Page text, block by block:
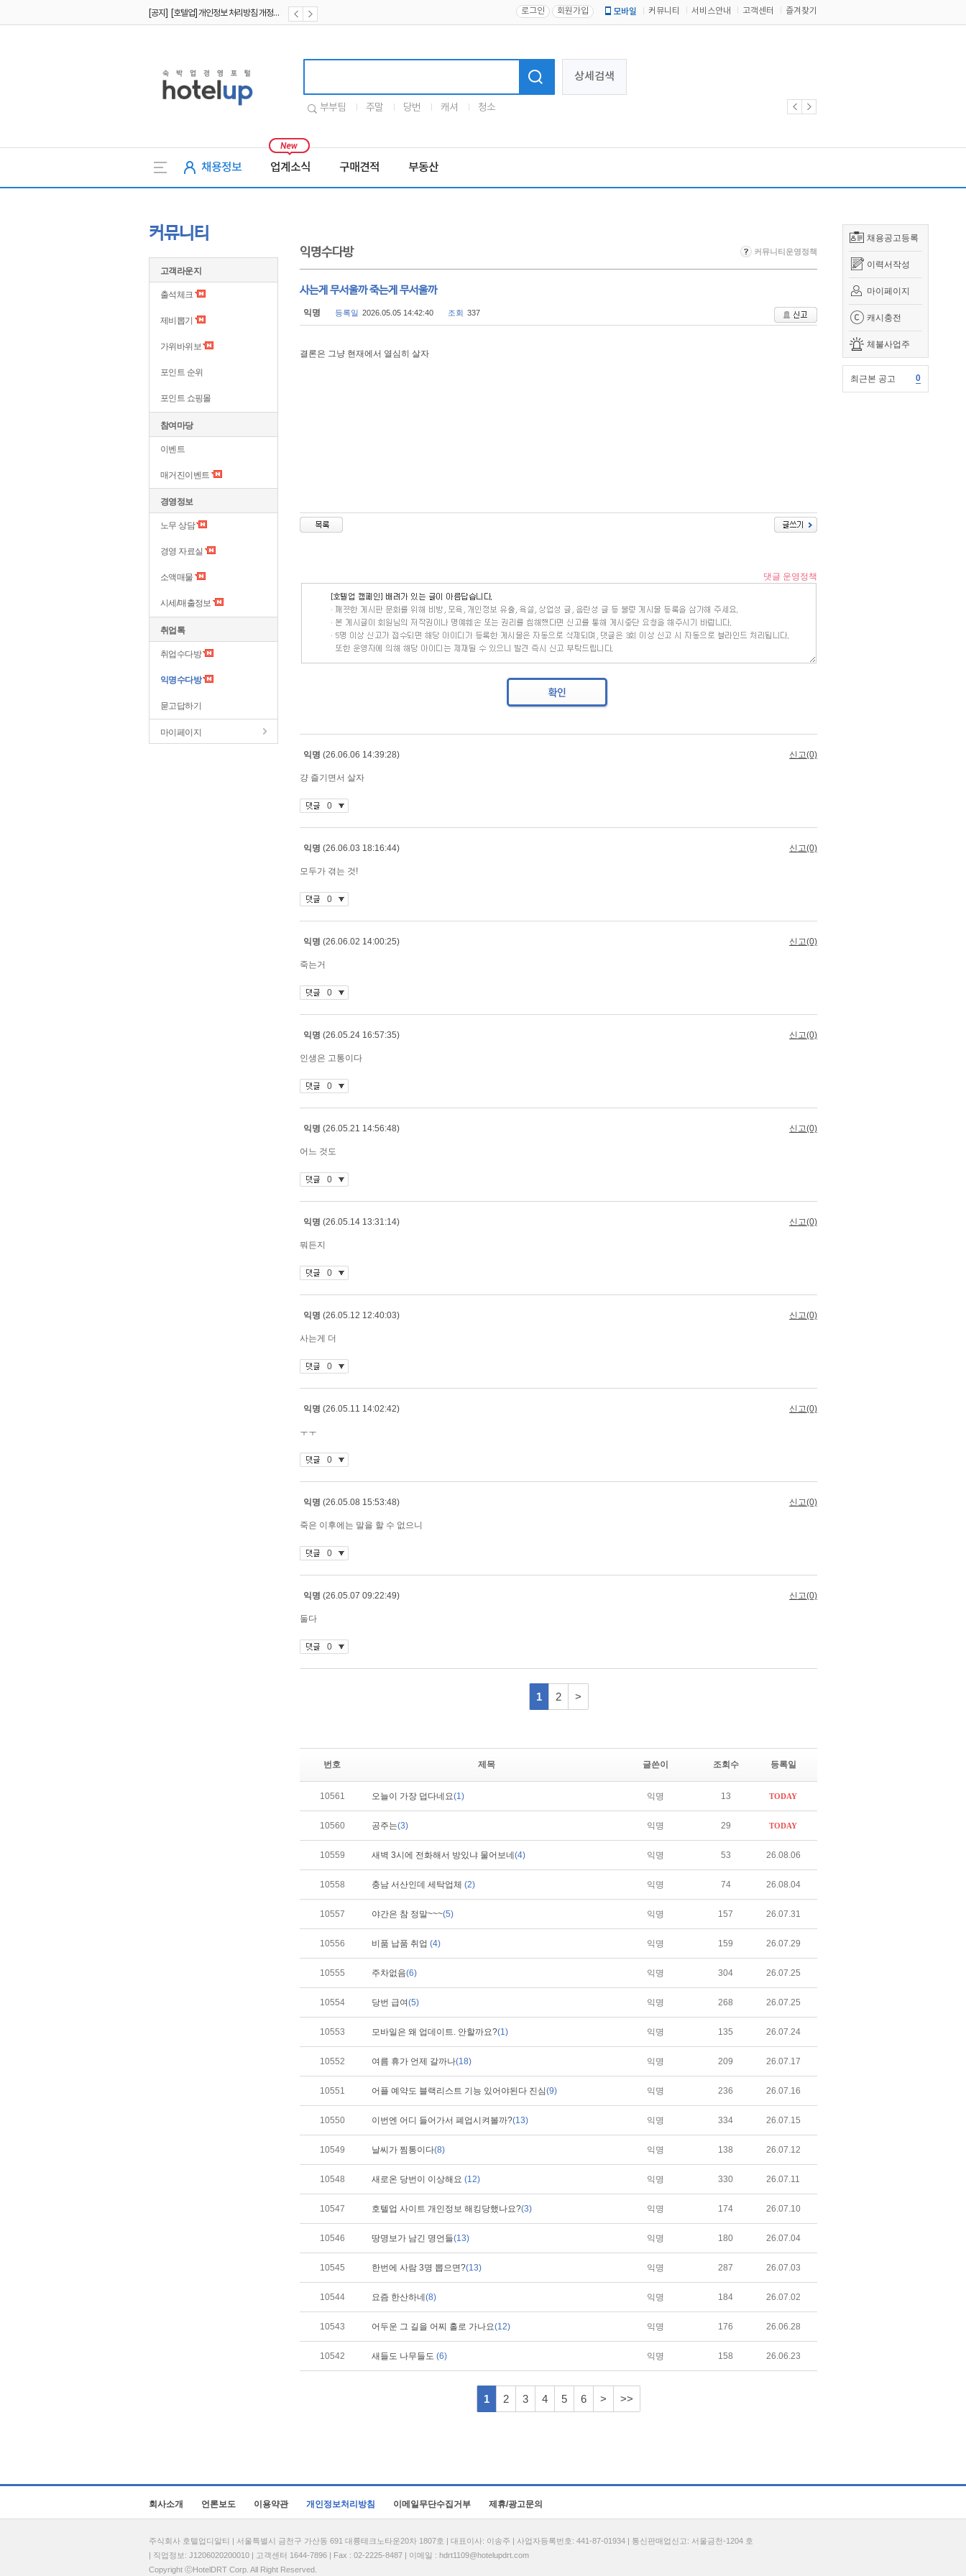
[공지] [호텔업] 개인정보 처리방침 개정본1 (19.09.02) 로그인 회원가입 모바일 커뮤니티 서비스안내 고객센터 즐겨찾기
상세검색
부부팀 주말 당번 캐셔 청소
채용정보 업계소식 구매견적 부동산
채용공고등록
이력서작성
마이페이지
캐시충전
체불사업주
최근본 공고 0
커뮤니티
고객라운지
출석체크
제비뽑기
가위바위보
포인트 순위
포인트 쇼핑몰
참여마당
이벤트
매거진이벤트
경영정보
노무 상담
경영 자료실
소액매물
시세/매출정보
취업톡
취업수다방
익명수다방
묻고답하기
마이페이지
익명수다방 커뮤니티운영정책
사는게 무서울까 죽는게 무서울까
익명 등록일 2026.05.05 14:42:40 조회 337
결론은 그냥 현재에서 열심히 살자
번호 제목 글쓴이 조회수 등록일
10561 오늘이 가장 덥다네요(1) 익명 13 TODAY
10560 공주는(3) 익명 29 TODAY
10559 새벽 3시에 전화해서 방있냐 물어보네 (4) 익명 53 26.08.06
10558 충남 서산인데 세탁업체 (2) 익명 74 26.08.04
10557 야간은 참 정말~~~(5) 익명 157 26.07.31
10556 비품 납품 취업 (4) 익명 159 26.07.29
10555 주차없음(6) 익명 304 26.07.25
10554 당번 급여(5) 익명 268 26.07.25
10553 모바일은 왜 업데이트. 안할까요?(1) 익명 135 26.07.24
10552 여름 휴가 언제 갈까나(18) 익명 209 26.07.17
10551 어플 예약도 블랙리스트 기능 있어야된다 진심(9) 익명 236 26.07.16
10550 이번엔 어디 들어가서 폐업시켜볼까?(13) 익명 334 26.07.15
10549 날씨가 찜통이다(8) 익명 138 26.07.12
10548 새로온 당번이 이상해요 (12) 익명 330 26.07.11
10547 호텔업 사이트 개인정보 해킹당했나요?(3) 익명 174 26.07.10
10546 땅명보가 남긴 명언들(13) 익명 180 26.07.04
10545 한번에 사람 3명 뽑으면?(13) 익명 287 26.07.03
10544 요즘 한산하네 (8) 익명 184 26.07.02
10543 어두운 그 길을 어찌 홀로 가나요(12) 익명 176 26.06.28
10542 새들도 나무들도 (6) 익명 158 26.06.23
1 2 3 4 5 6 > >>
회사소개 언론보도 이용약관 개인정보처리방침 이메일무단수집거부 제휴/광고문의
주식회사 호텔업디알티 | 서울특별시 금천구 가산동 691 대륭테크노타운20차 1807호 | 대표이사: 이송주 | 사업자등록번호: 441-87-01934 | 통신판매업신고: 서울금천-1204 호
| 직업정보: J1206020200010 | 고객센터 1644-7896 | Fax : 02-2225-8487 | 이메일 : hdrt1109@hotelupdrt.com
Copyright ⓒHotelDRT Corp. All Right Reserved.